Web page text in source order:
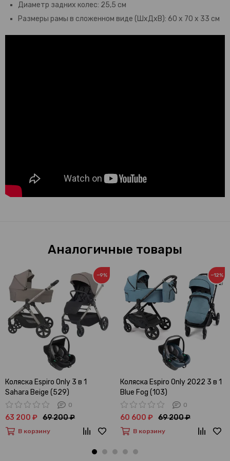
Диаметр задних колес: 25,5 см
Размеры рамы в сложенном виде (ШхДхВ): 60 х 70 х 33 см
Аналогичные товары
−9%
Коляска Espiro Only 3 в 1
Sahara Beige (529)
0
63 200 ₽ 69 200 ₽
В корзину
−12%
Коляска Espiro Only 2022 3 в 1
Blue Fog (103)
0
60 600 ₽ 69 200 ₽
В корзину